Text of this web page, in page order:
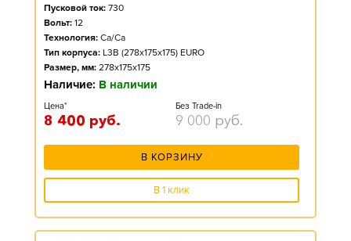
Пусковой ток: 730
Вольт: 12
Технология: Ca/Ca
Тип корпуса: L3B (278x175x175) EURO
Размер, мм: 278x175x175
Наличие: В наличии
Цена*
8 400 руб.
Без Trade-in
9 000 руб.
В КОРЗИНУ
В 1 клик